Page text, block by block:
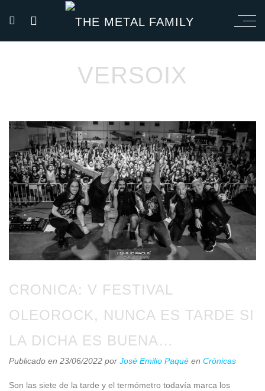
VERSOIX
CRONICA: V FESTIVAL
OLEOROCK, NUNCA ES TARDE SI
LA DICHA ES BUENA…
Publicado en 23/06/2022 por José Emilio Paqué en Crónicas
Son las siete de la tarde y el termómetro todavía marca los